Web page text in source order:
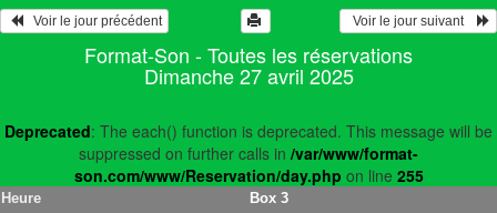
   Voir le jour précédent
  Voir le jour suivant
Format-Son - Toutes les réservations
Dimanche 27 avril 2025
Deprecated: The each() function is deprecated. This message will be
suppressed on further calls in /var/www/format-
son.com/www/Reservation/day.php on line 255
Heure Box 3